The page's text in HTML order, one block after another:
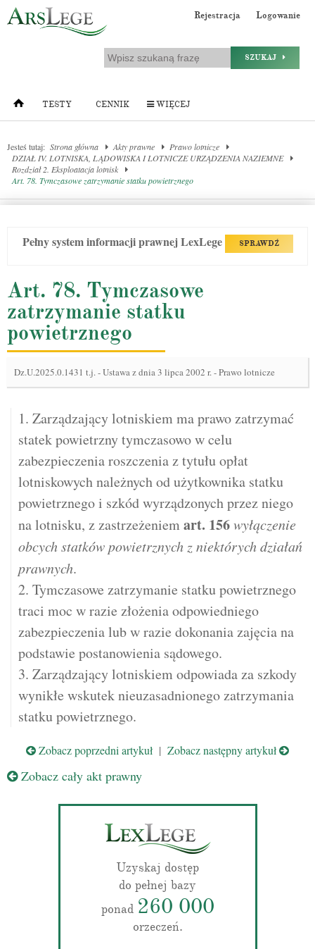
Rejestracja Logowanie
SZUKAJ
TESTY CENNIK WIĘCEJ
Jesteś tutaj: Strona główna Akty prawne
Prawo lotnicze
DZIAŁ IV. LOTNISKA, LĄDOWISKA I LOTNICZE URZĄDZENIA NAZIEMNE
Rozdział 2. Eksploatacja lotnisk
Art. 78. Tymczasowe zatrzymanie statku powietrznego
Pełny system informacji prawnej LexLege SPRAWDŹ
Art. 78. Tymczasowe
zatrzymanie statku
powietrznego
Dz.U.2025.0.1431 t.j.-Ustawa z dnia 3 lipca 2002 r. - Prawo lotnicze
1. Zarządzający lotniskiem ma prawo zatrzymać
statek powietrzny tymczasowo w celu
zabezpieczenia roszczenia z tytułu opłat
lotniskowych należnych od użytkownika statku
powietrznego i szkód wyrządzonych przez niego
na lotnisku, z zastrzeżeniemart. 156wyłączenie
obcych statków powietrznych z niektórych działań
prawnych.
2. Tymczasowe zatrzymanie statku powietrznego
traci moc w razie złożenia odpowiedniego
zabezpieczenia lub w razie dokonania zajęcia na
podstawie postanowienia sądowego.
3. Zarządzający lotniskiem odpowiada za szkody
wynikłe wskutek nieuzasadnionego zatrzymania
statku powietrznego.
Zobacz poprzedni artykuł | Zobacz następny artykuł
Zobacz cały akt prawny
Uzyskaj dostęp
do pełnej bazy
ponad 260 000
orzeczeń.